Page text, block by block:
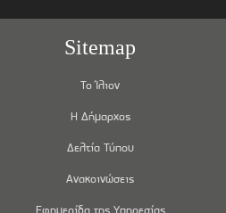
Sitemap
Το Ίλιον
Η Δήμαρχος
Δελτία Τύπου
Ανακοινώσεις